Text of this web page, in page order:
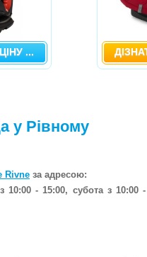
...
у Рівному
Rivne за адресою:
10:00 - 15:00, субота з 10:00